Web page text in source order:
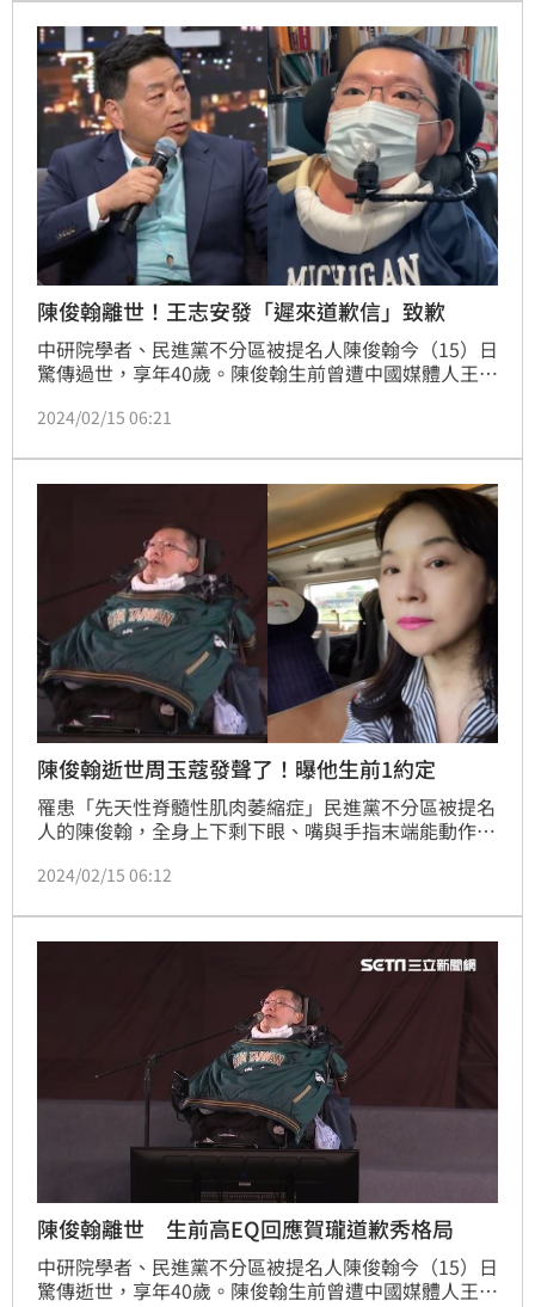
捐款100萬日圓（約新台幣20幾萬元），「錢雖然不
多，也算是我誠懇道歉的佐證吧。」
陳俊翰離世！王志安發「遲來道歉信」致歉
中研院學者、民進黨不分區被提名人陳俊翰今（15）日
驚傳過世，享年40歲。陳俊翰生前曾遭中國媒體人王志
離世消息，王志安今日也在X平台發文，再度致歉，並
2024/02/15 06:21
陳俊翰逝世周玉蔻發聲了！曝他生前1約定
罹患「先天性脊髓性肌肉萎縮症」民進黨不分區被提名
人的陳俊翰，全身上下剩下眼、嘴與手指末端能動作，
了不少人。怎料，今（15日）卻驚傳逝世的消息，而民
力搶救仍不幸於11日逝世。對此，資深媒體人周玉蔻一
得知消息後，也在社群網站上發聲了。
2024/02/15 06:12
陳俊翰離世 生前高EQ回應賀瓏道歉秀格局
中研院學者、民進黨不分區被提名人陳俊翰今（15）日
驚傳逝世，享年40歲。陳俊翰生前曾遭中國媒體人王志